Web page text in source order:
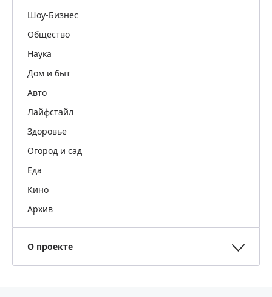
Шоу-Бизнес
Общество
Наука
Дом и быт
Авто
Лайфстайл
Здоровье
Огород и сад
Еда
Кино
Архив
О проекте